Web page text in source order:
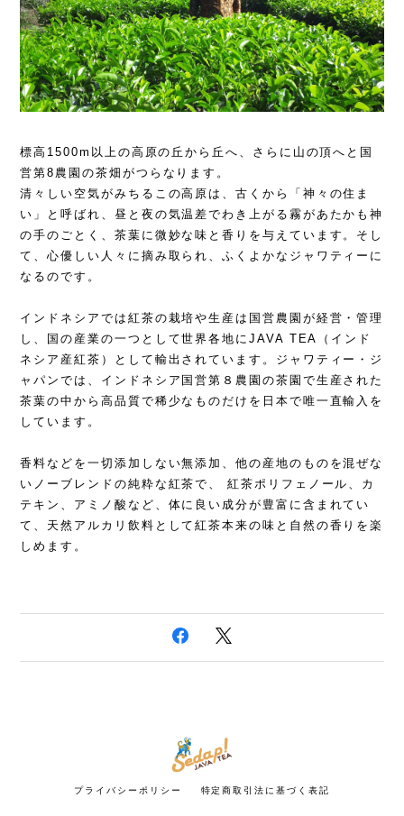
標高1500m以上の高原の丘から丘へ、さらに山の頂へと国
営第8農園の茶畑がつらなります。
清々しい空気がみちるこの高原は、古くから「神々の住ま
い」と呼ばれ、昼と夜の気温差でわき上がる霧があたかも神
の手のごとく、茶葉に微妙な味と香りを与えています。そし
て、心優しい人々に摘み取られ、ふくよかなジャワティーに
なるのです。
インドネシアでは紅茶の栽培や生産は国営農園が経営・管理
し、国の産業の一つとして世界各地にJAVA TEA（インド
ネシア産紅茶）として輸出されています。ジャワティー・ジ
ャパンでは、インドネシア国営第８農園の茶園で生産された
茶葉の中から高品質で稀少なものだけを日本で唯一直輸入を
しています。
香料などを一切添加しない無添加、他の産地のものを混ぜな
いノーブレンドの純粋な紅茶で、 紅茶ポリフェノール、カ
テキン、アミノ酸など、体に良い成分が豊富に含まれてい
て、天然アルカリ飲料として紅茶本来の味と自然の香りを楽
しめます。
プライバシーポリシー 特定商取引法に基づく表記